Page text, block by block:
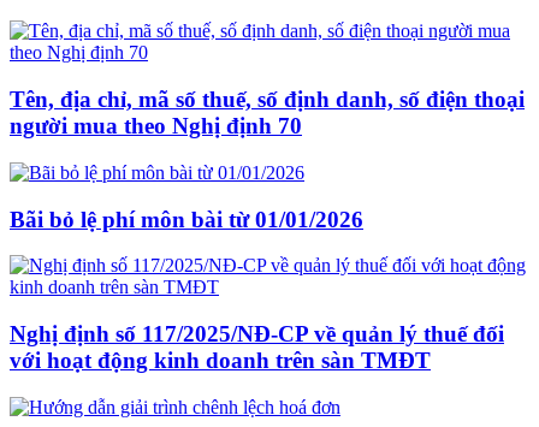
Tên, địa chỉ, mã số thuế, số định danh, số điện thoại
người mua theo Nghị định 70
Bãi bỏ lệ phí môn bài từ 01/01/2026
Nghị định số 117/2025/NĐ-CP về quản lý thuế đối
với hoạt động kinh doanh trên sàn TMĐT